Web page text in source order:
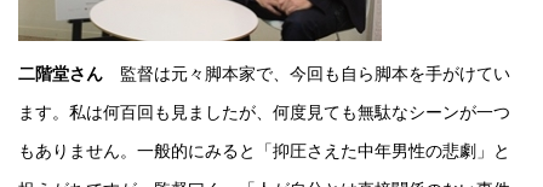
二階堂さん 監督は元々脚本家で、今回も自ら脚本を手がけてい
ます。私は何百回も見ましたが、何度見ても無駄なシーンが一つ
もありません。一般的にみると「抑圧さえた中年男性の悲劇」と